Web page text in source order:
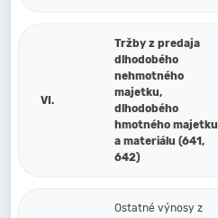
VI.
Tržby z predaja
dlhodobého
nehmotného
majetku,
dlhodobého
hmotného majetku
a materiálu (641,
642)
Ostatné výnosy z